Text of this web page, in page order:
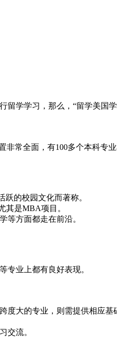
学学习，那么，“留学美国
常全面，有100多个本科专
的校园文化而著称。
其是MBA项目。
等方面都走在前沿。
专业上都有良好表现。
大的专业，则需提供相应基
交流。